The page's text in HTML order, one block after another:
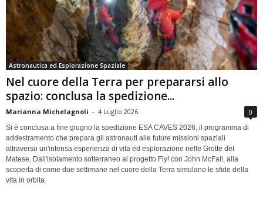
Astronautica ed Esplorazione Spaziale
Nel cuore della Terra per prepararsi allo
spazio: conclusa la spedizione...
Marianna Michelagnoli - 4 Luglio 2026 0
Si è conclusa a fine giugno la spedizione ESA CAVES 2026, il programma di
addestramento che prepara gli astronauti alle future missioni spaziali
attraverso un'intensa esperienza di vita ed esplorazione nelle Grotte del
Matese. Dall'isolamento sotterraneo al progetto Fly! con John McFall, alla
scoperta di come due settimane nel cuore della Terra simulano le sfide della
vita in orbita